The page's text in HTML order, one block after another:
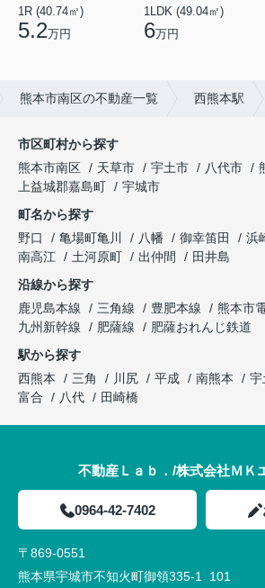
1R (40.74㎡)
5.2万円
1LDK (49.04㎡)
6万円
熊本市南区の不動産一覧 西熊本駅
市区町村から探す
熊本市南区
天草市 宇土市 八代市
上益城郡嘉島町
宇城市
町名から探す
野口
亀場町亀川 八幡 御幸笛田 浜
南高江
土河原町 出仲間
田井島
沿線から探す
鹿児島本線
三角線 豊肥本線
熊本市
九州新幹線
肥薩線
肥薩おれんじ鉄道
駅から探す
西熊本
三角 川尻 平成 南熊本 宇
富合
八代 田崎橋
不動産Ｌａｂ．/株式会社ＭＫ
0964-42-7402
〒869-0551
熊本県宇城市不知火町御領335-1 101